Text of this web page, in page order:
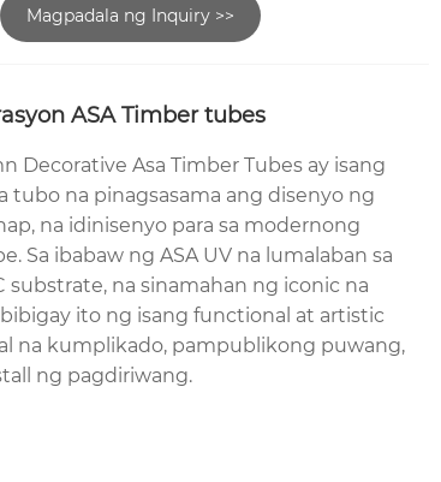
Magpadala ng Inquiry >>
ASA Timber tubes
Decorative Asa Timber Tubes ay isang
tubo na pinagsasama ang disenyo ng
na idinisenyo para sa modernong
Sa ibabaw ng ASA UV na lumalaban sa
substrate, na sinamahan ng iconic na
ito ng isang functional at artistic
na kumplikado, pampublikong puwang,
ng pagdiriwang.